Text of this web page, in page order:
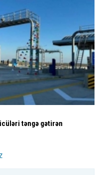
təngə gətirən